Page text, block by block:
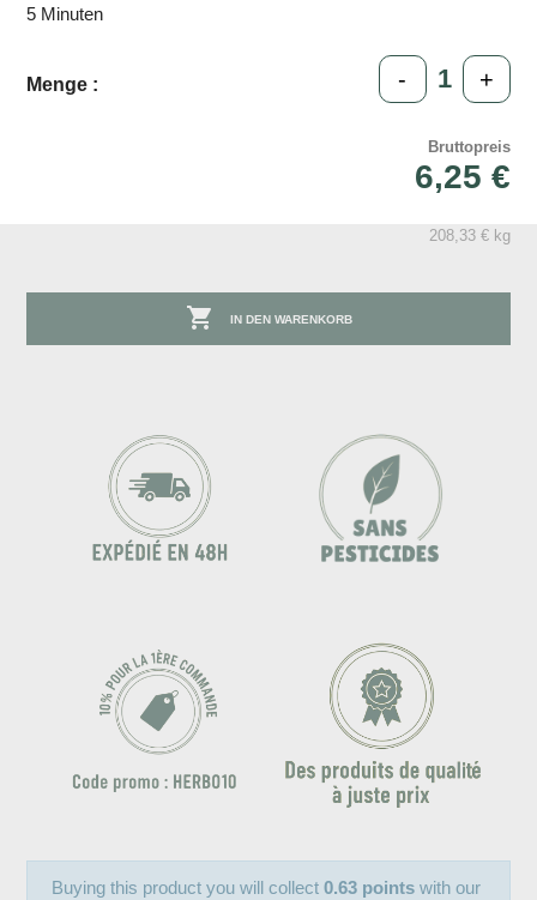
5 Minuten
Menge : - +
Bruttopreis
6,25 €
208,33 € kg
 IN DEN WARENKORB
Buying this product you will collect0.63 points with our